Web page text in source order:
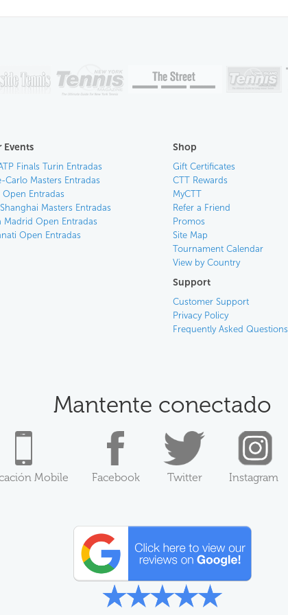
Events
Finals Turin Entradas
Carlo Masters Entradas
Open Entradas
Masters Entradas
Madrid Open Entradas
Open Entradas
Shop
Gift Certificates
CTT Rewards
MyCTT
Refer a Friend
Promos
Site Map
Tournament Calendar
View by Country
Support
Customer Support
Privacy Policy
Frequently Asked Questions
Mantente conectado
Mobile Facebook Twitter Instagram